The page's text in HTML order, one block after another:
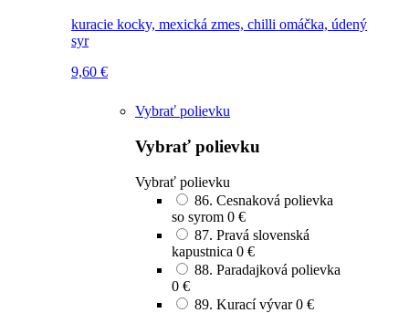
kuracie kocky, mexická zmes, chilli omáčka, údený
syr
9,60 €
Vybrať polievku
Vybrať polievku
Vybrať polievku
86. Cesnaková polievka
so syrom 0 €
87. Pravá slovenská
kapustnica 0 €
88. Paradajková polievka
0 €
89. Kurací vývar 0 €